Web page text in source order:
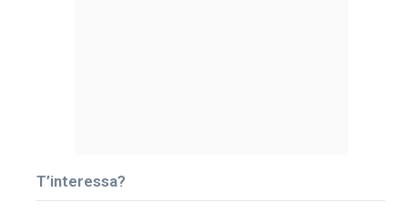
T’interessa?